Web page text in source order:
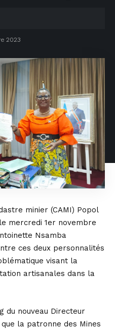
2023
minier (CAMI) Popol
mercredi 1er novembre
Nsamba
ces deux personnalités
visant la
artisanales dans la
du nouveau Directeur
la patronne des Mines